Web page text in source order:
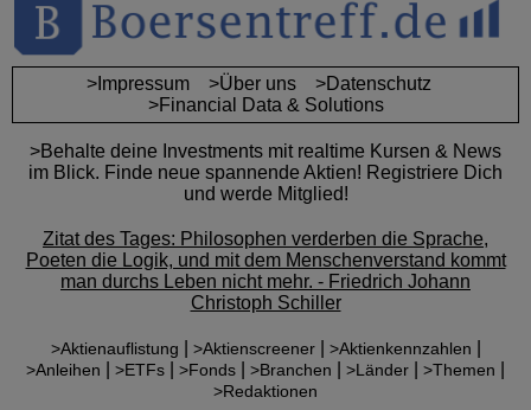
>Impressum >Über uns
>Datenschutz
>Financial Data & Solutions
>Behalte deine Investments mit realtime Kursen & News
im Blick. Finde neue spannende Aktien! Registriere Dich
und werde Mitglied!
Zitat des Tages: Philosophen verderben die Sprache,
Poeten die Logik, und mit dem Menschenverstand kommt
man durchs Leben nicht mehr. - Friedrich Johann
Christoph Schiller
>Aktienauflistung >Aktienscreener| >Aktienkennzahlen
>Anleihen >ETFs >Fonds >Branchen >Länder >Themen
>Redaktionen